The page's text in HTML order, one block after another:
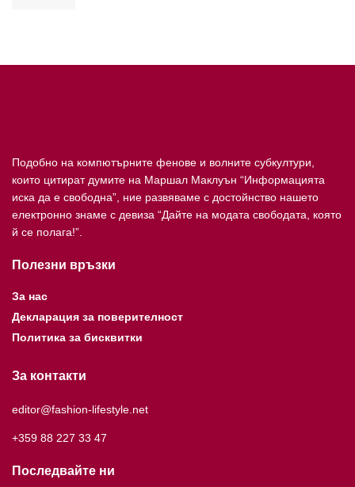
Подобно на компютърните фенове и волните субкултури,
които цитират думите на Маршал Маклуън “Информацията
иска да е свободна”, ние развяваме с достойнство нашето
електронно знаме с девиза “Дайте на модата свободата, която
й се полага!”.
Полезни връзки
За нас
Декларация за поверителност
Политика за бисквитки
За контакти
editor@fashion-lifestyle.net
+359 88 227 33 47
Последвайте ни